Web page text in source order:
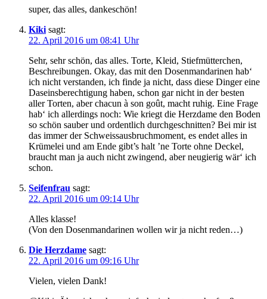
super, das alles, dankeschön!
Kiki sagt:
22. April 2016 um 08:41 Uhr
Sehr, sehr schön, das alles. Torte, Kleid, Stiefmütterchen,
Beschreibungen. Okay, das mit den Dosenmandarinen hab‘
ich nicht verstanden, ich finde ja nicht, dass diese Dinger eine
Daseinsberechtigung haben, schon gar nicht in der besten
aller Torten, aber chacun à son goût, macht ruhig. Eine Frage
hab‘ ich allerdings noch: Wie kriegt die Herzdame den Boden
so schön sauber und ordentlich durchgeschnitten? Bei mir ist
das immer der Schweissausbruchmoment, es endet alles in
Krümelei und am Ende gibt’s halt ’ne Torte ohne Deckel,
braucht man ja auch nicht zwingend, aber neugierig wär‘ ich
schon.
Seifenfrau sagt:
22. April 2016 um 09:14 Uhr
Alles klasse!
(Von den Dosenmandarinen wollen wir ja nicht reden…)
Die Herzdame sagt:
22. April 2016 um 09:16 Uhr
Vielen, vielen Dank!